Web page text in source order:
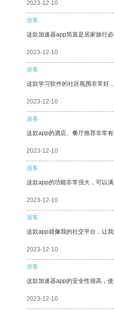
2023-12-10
游客
这款加速器app简直是居家旅行
2023-12-10
游客
这款学习软件的社区氛围非常好
2023-12-10
游客
这款app的酒店、餐厅推荐非常
2023-12-10
游客
这款app的功能非常强大，可以
2023-12-10
游客
这款app就像我的社交平台，让
2023-12-10
游客
这款加速器app的安全性很高，
2023-12-10